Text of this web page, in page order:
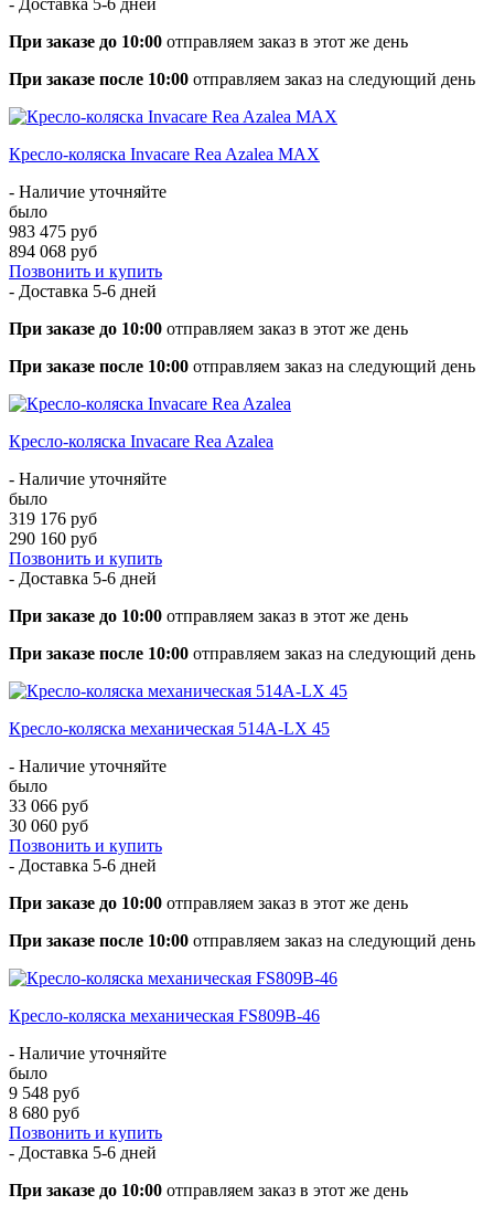
При заказе до 10:00 отправляем заказ в этот же день
При заказе после 10:00 отправляем заказ на следующий день
Кресло-коляска Invacare Rea Azalea MAX
- Наличие уточняйте
было
983 475 руб
894 068 руб
Позвонить и купить
- Доставка 5-6 дней
При заказе до 10:00 отправляем заказ в этот же день
При заказе после 10:00 отправляем заказ на следующий день
Кресло-коляска Invacare Rea Azalea
- Наличие уточняйте
было
319 176 руб
290 160 руб
Позвонить и купить
- Доставка 5-6 дней
При заказе до 10:00 отправляем заказ в этот же день
При заказе после 10:00 отправляем заказ на следующий день
Кресло-коляска механическая 514A-LX 45
- Наличие уточняйте
было
33 066 руб
30 060 руб
Позвонить и купить
- Доставка 5-6 дней
При заказе до 10:00 отправляем заказ в этот же день
При заказе после 10:00 отправляем заказ на следующий день
Кресло-коляска механическая FS809B-46
- Наличие уточняйте
было
9 548 руб
8 680 руб
Позвонить и купить
- Доставка 5-6 дней
При заказе до 10:00 отправляем заказ в этот же день